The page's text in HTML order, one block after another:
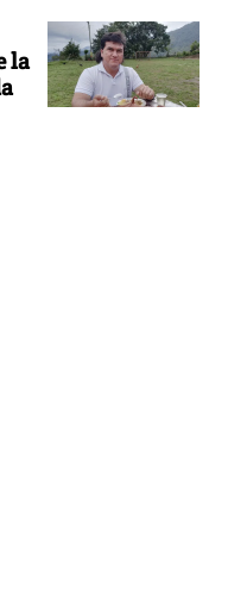
la